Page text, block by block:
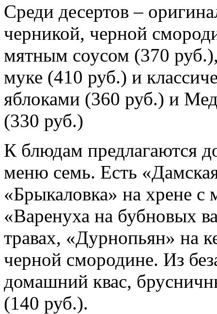
Среди десертов –
черникой, черной
мятным соусом (370
муке (410 руб.) и
яблоками (360 руб.) и
(330 руб.)
К блюдам предлагаются
меню семь. Есть
«Брыкаловка» на хрене
«Варенуха на бубновых
травах, «Дурнопьян» на
черной смородине. Из
домашний квас,
(140 руб.).